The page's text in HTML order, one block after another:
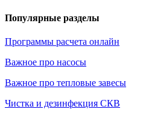
Популярные разделы
Программы расчета онлайн
Важное про насосы
Важное про тепловые завесы
Чистка и дезинфекция СКВ